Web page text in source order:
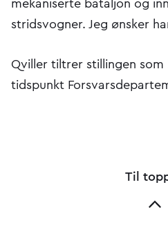
mekaniserte bataljon og
stridsvogner. Jeg ønsker
Qviller tiltrer stillingen som
tidspunkt
Til